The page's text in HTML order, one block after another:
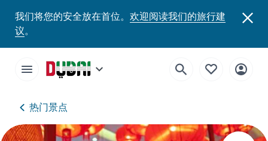
我们将您的安全放在首位。 欢迎阅读我们的旅行建
议。
热门景点